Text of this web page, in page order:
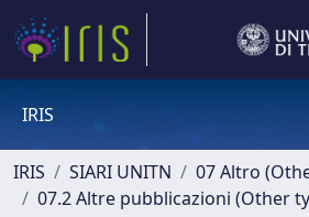
IRIS
IRIS SIARI UNITN
07 Altro
07.2 Altre pubblicazioni (Other